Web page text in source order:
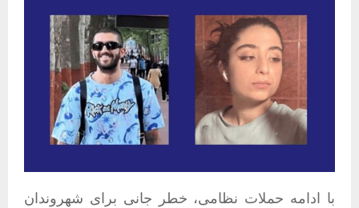
با ادامه حملات نظامی، خطر جانی برای شهروندان